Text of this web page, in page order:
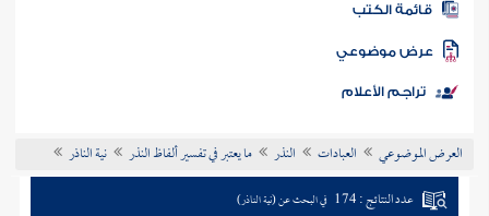
المكتبة
الكتب
موضوعي
تراجم الأعلام
العرض الموضوعي العبادات النذر ما يعتبر في تفسير ألفاظ النذر نية الناذر
عدد النتائج : 174 في البحث عن (نية الناذر)